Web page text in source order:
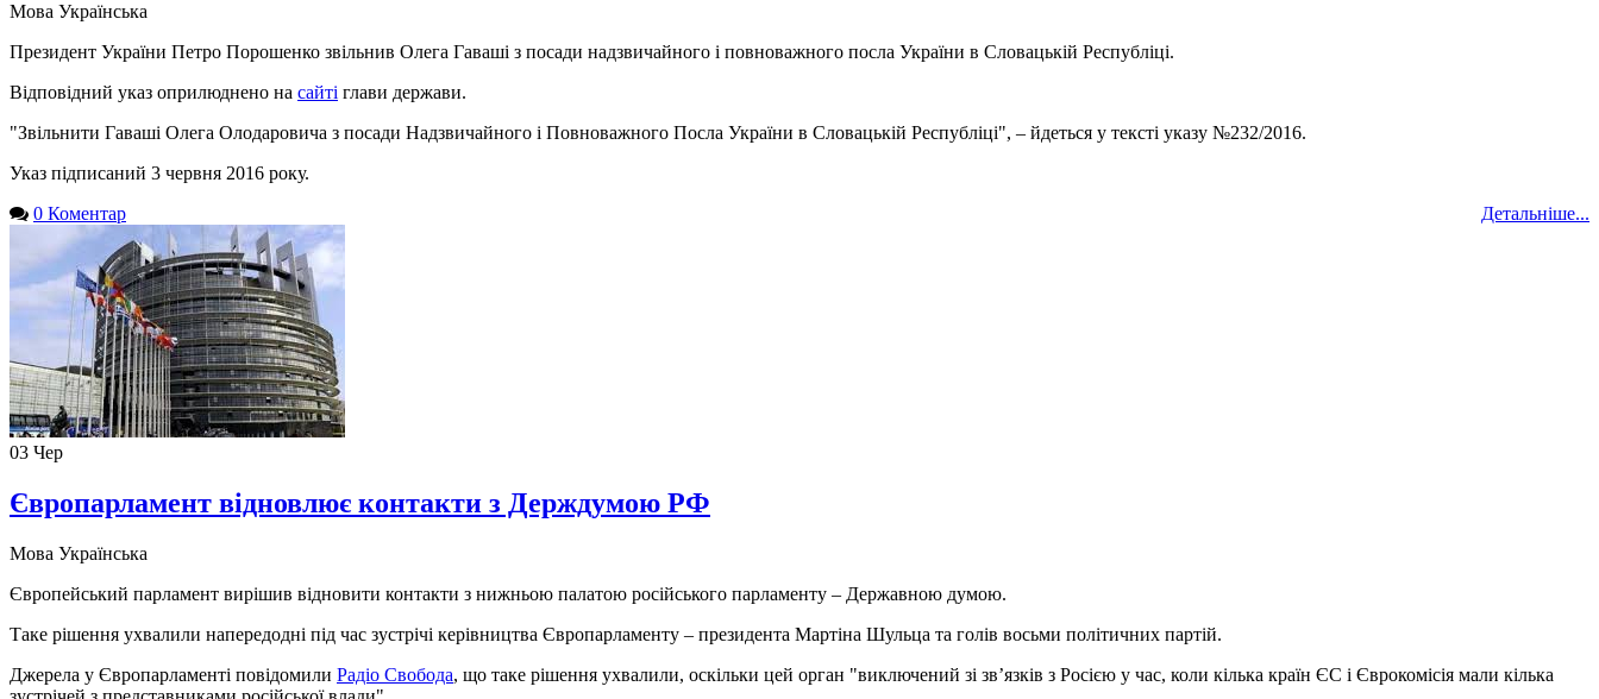
Мова Українська
Президент України Петро Порошенко звільнив Олега Гаваші з посади надзвичайного і повноважного посла України в Словацькій Республіці.
Відповідний указ оприлюднено на сайті глави держави.
"Звільнити Гаваші Олега Олодаровича з посади Надзвичайного і Повноважного Посла України в Словацькій Республіці", – йдеться у тексті указу №232/2016.
Указ підписаний 3 червня 2016 року.
0 Коментар
Детальніше...
03 Чер
Європарламент відновлює контакти з Держдумою РФ
Мова Українська
Європейський парламент вирішив відновити контакти з нижньою палатою російського парламенту – Державною думою.
Таке рішення ухвалили напередодні під час зустрічі керівництва Європарламенту – президента Мартіна Шульца та голів восьми політичних партій.
Джерела у Європарламенті повідомили Радіо Свобода, що таке рішення ухвалили, оскільки цей орган "виключений зі зв’язків з Росією у час, коли кілька країн ЄС і Єврокомісія мали кілька